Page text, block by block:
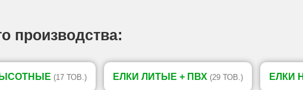
производства:
(17 ТОВ.) ЕЛКИ ЛИТЫЕ + ПВХ (29 ТОВ.) ЕЛКИ